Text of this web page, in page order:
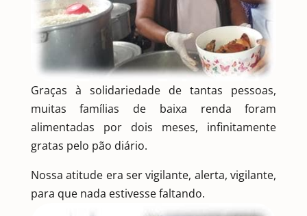
Graças à solidariedade de tantas pessoas,
muitas famílias de baixa renda foram
alimentadas por dois meses, infinitamente
gratas pelo pão diário.
Nossa atitude era ser vigilante, alerta, vigilante,
para que nada estivesse faltando.